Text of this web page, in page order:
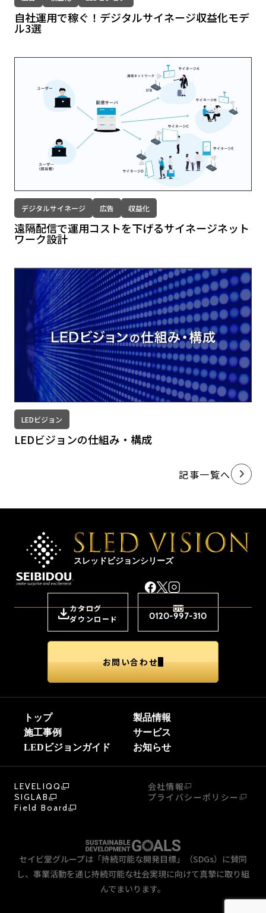
記事一覧へ
自社運用で稼ぐ！デジタルサイネージ収益化モデ
ル3選
デジタルサイネージ 広告 収益化
遠隔配信で運用コストを下げるサイネージネット
ワーク設計
LEDビジョン
LEDビジョンの仕組み・構成
スレッドビジョンシリーズ
カタログ
ダウンロード
0120-997-310
お問い合わせ
トップ
製品情報
施工事例
サービス
LEDビジョンガイド
お知らせ
LEVELIQQ
SIGLAB
Field Board
セイビ堂グループは「持続可能な開発目標」（SDGs）に賛同
し、事業活動を通じ持続可能な社会実現に向けて真摯に取り組
んでまいります。
会社情報
プライバシーポリシー